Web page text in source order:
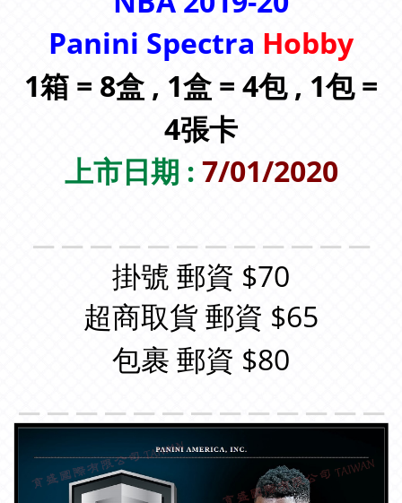
Panini Spectra Hobby
1箱 = 8盒 , 1盒 = 4包 , 1包 =
4張卡
上市日期 : 7/01/2020
掛號 郵資 $70
超商取貨 郵資 $65
包裹 郵資 $80